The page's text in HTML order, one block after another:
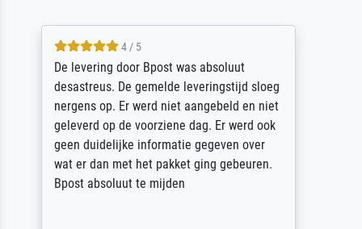
5 / 5
Sehr gute Qualität des Leinwanddrucks und
des Rahmens! Unser Bild wurde sehr
sorgfältig und sicher verpackt, so dass es
unbeschadet bei uns ankam. Es wird nicht
unser letzter Meisterdruck sein. Vielen
Dank!